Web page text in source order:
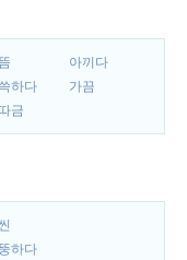
아끼다
하다
가끔
금
하다